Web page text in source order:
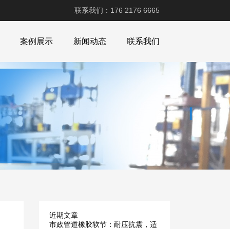
联系我们：176 2176 6665
案例展示 新闻动态 联系我们
近期文章
市政管道橡胶软节：耐压抗震，适